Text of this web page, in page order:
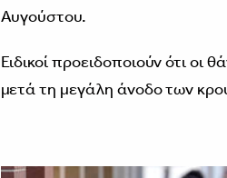
Αυγούστου.
Ειδικοί προειδοποιούν ότι οι
μετά τη μεγάλη άνοδο των